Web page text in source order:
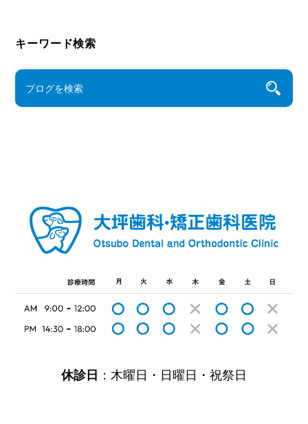
キーワード検索
休診日 ：木曜日・日曜日・祝祭日